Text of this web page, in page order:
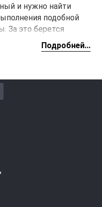
и нужно найти
подобной
За это берется
Мюррей, у которого
Помогать в
Подробней...